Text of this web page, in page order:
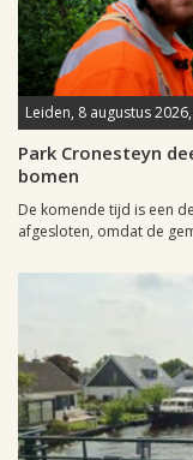
Leiden, 8 augustus
Park Cronesteyn
bomen
De komende tijd is een
afgesloten, omdat de